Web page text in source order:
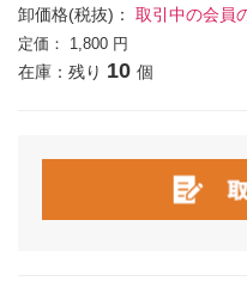
卸価格(税抜)： 取引中の会員
定価： 1,800 円
在庫：残り 10 個